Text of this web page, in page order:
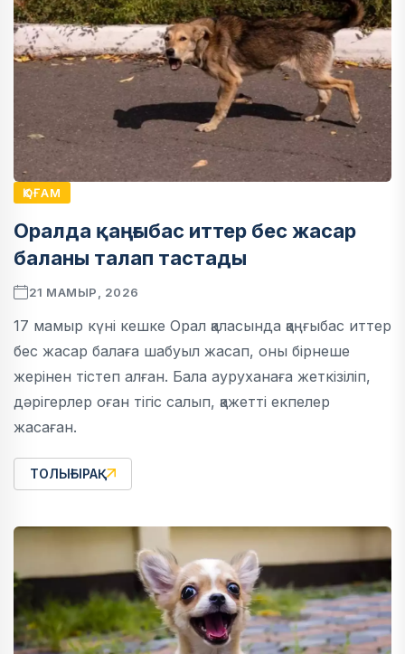
ҚОҒАМ
Оралда қаңғыбас иттер бес жасар
баланы талап тастады
21 МАМЫР, 2026
17 мамыр күні кешке Орал қаласында қаңғыбас иттер
бес жасар балаға шабуыл жасап, оны бірнеше
жерінен тістеп алған. Бала ауруханаға жеткізіліп,
дәрігерлер оған тігіс салып, қажетті екпелер
жасаған.
ТОЛЫҒЫРАҚ